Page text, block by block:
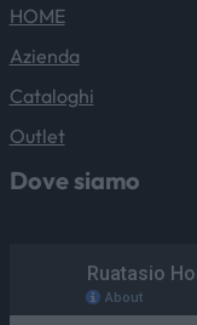
HOME
Azienda
Cataloghi
Outlet
Dove siamo